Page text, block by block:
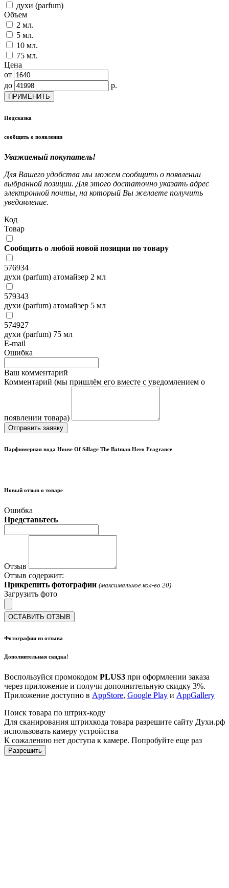
духи (parfum)
Объем
2 мл.
5 мл.
10 мл.
75 мл.
Цена
от
до
р.
ПРИМЕНИТЬ
Подсказка
сообщить о появлении
Уважаемый покупатель!
Для Вашего удобства мы можем сообщить о появлении
выбранной позиции. Для этого достаточно указать адрес
электронной почты, на который Вы желаете получить
уведомление.
Код
Товар
Сообщить о любой новой позиции по товару
576934
духи (parfum) атомайзер 2 мл
579343
духи (parfum) атомайзер 5 мл
574927
духи (parfum) 75 мл
E-mail
Ошибка
Ваш комментарий
Комментарий (мы пришлём его вместе с уведомлением о
появлении товара)
Отправить заявку
Парфюмерная вода House Of Sillage The Batman Hero Fragrance
Новый отзыв о товаре
Ошибка
Представьтесь
Отзыв
Отзыв содержит:
Прикрепить фотографии (максимальное кол-во 20)
Загрузить фото
ОСТАВИТЬ ОТЗЫВ
Фотографии из отзыва
Дополнительная скидка!
Воспользуйся промокодом PLUS3 при оформлении заказа
через приложение и получи дополнительную скидку 3%.
Приложение доступно в AppStore, Google Play и AppGallery
Поиск товара по штрих-коду
Для сканирования штрихкода товара разрешите сайту Духи.рф
использовать камеру устройства
К сожалению нет доступа к камере. Попробуйте еще раз
Разрешить